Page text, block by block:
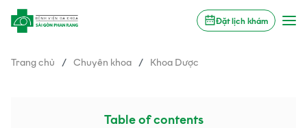
Đặt lịch khám
Trang chủ / Chuyên khoa / Khoa Dược
Table of contents